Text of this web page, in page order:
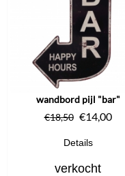
wandbord pijl "bar"
€18,50 €14,00
Details
verkocht